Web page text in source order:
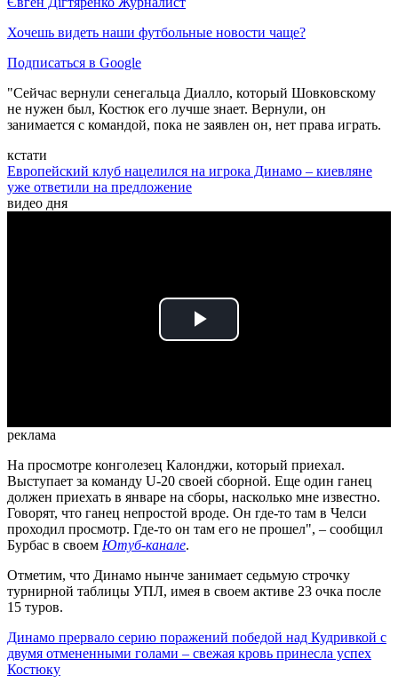
Хочешь видеть наши футбольные новости чаще?
Подписаться в Google
"Сейчас вернули сенегальца Диалло, который Шовковскому
не нужен был, Костюк его лучше знает. Вернули, он
занимается с командой, пока не заявлен он, нет права играть.
кстати
Европейский клуб нацелился на игрока Динамо – киевляне
уже ответили на предложение
видео дня
Play
реклама
На просмотре конголезец Калонджи, который приехал.
Выступает за команду U-20 своей сборной. Еще один ганец
должен приехать в январе на сборы, насколько мне известно.
Говорят, что ганец непростой вроде. Он где-то там в Челси
проходил просмотр. Где-то он там его не прошел", – сообщил
Бурбас в своем Ютуб-канале.
Отметим, что Динамо нынче занимает седьмую строчку
турнирной таблицы УПЛ, имея в своем активе 23 очка после
15 туров.
Динамо прервало серию поражений победой над Кудривкой с
двумя отмененными голами – свежая кровь принесла успех
Костюку